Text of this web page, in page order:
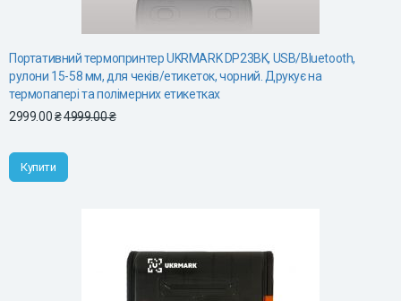
Портативний термопринтер UKRMARK DP23BK, USB/Bluetooth,
рулони 15-58 мм, для чеків/етикеток, чорний. Друкує на
термопапері та полімерних етикетках
2999.00 ₴4999.00 ₴
Купити